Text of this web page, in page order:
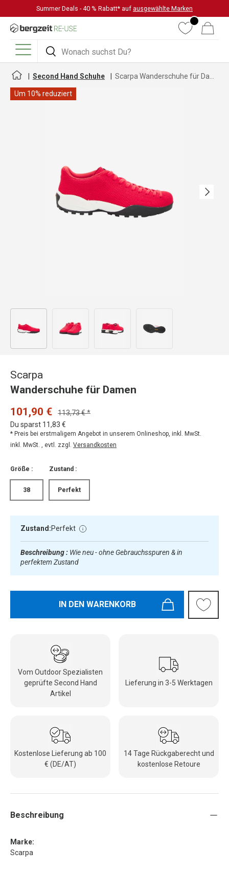
DIREKT ZUM INHALT
Summer Deals - 40 % Rabatt* auf ausgewählte Marken
Suchen
Suchen
WunschlisteWarenkorb
Menü
Second Hand Schuhe
Um 10% reduziert
Nächste
Bild 1 in Galerieansicht laden
Scarpa
Wanderschuhe für Damen
101,90 €
113,73 € *
Du sparst 11,83 €
* Preis bei erstmaligem Angebot in unserem Onlineshop, inkl. MwSt.
inkl. MwSt. , evtl. zzgl. Versandkosten
Größe :
38
Zustand :
Perfekt
Zustand:Perfekt
Beschreibung : Wie neu - ohne Gebrauchsspuren & in
perfektem Zustand
IN DEN WARENKORB
Vom Outdoor Spezialisten
geprüfte Second Hand
Artikel
Lieferung in 3-5 Werktagen
Kostenlose Lieferung ab 100
€ (DE/AT)
14 Tage Rückgaberecht und
kostenlose Retoure
Beschreibung
Marke:
Scarpa